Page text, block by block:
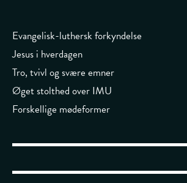
Evangelisk-luthersk forkyndelse
Jesus i hverdagen
Tro, tvivl og svære emner
Øget stolthed over IMU
Forskellige mødeformer